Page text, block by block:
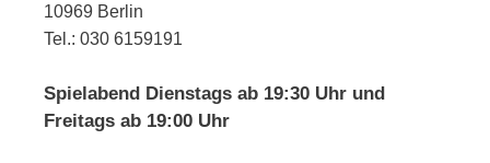
10969 Berlin
Tel.: 030 6159191
Spielabend Dienstags ab 19:30 Uhr und
Freitags ab 19:00 Uhr